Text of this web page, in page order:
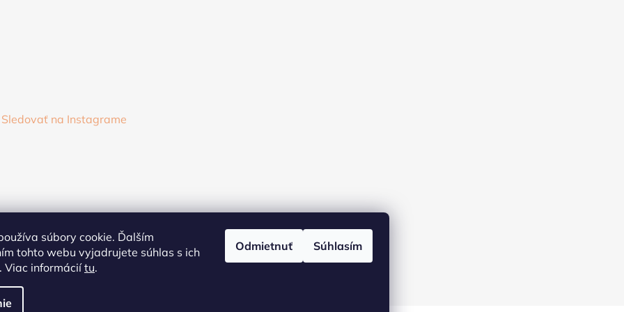
súbory cookie. Ďalším
tohto webu vyjadrujete súhlas s ich
Viac informáciítu.
Odmietnuť Súhlasím
Sledovať na Instagrame